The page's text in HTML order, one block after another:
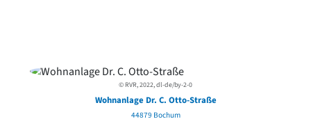
© RVR, 2022, dl-de/by-2-0
Wohnanlage Dr. C. Otto-Straße
44879 Bochum